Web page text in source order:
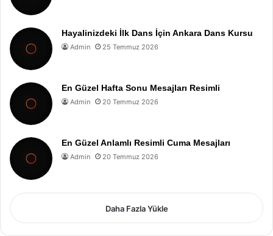
Hayalinizdeki İlk Dans İçin Ankara Dans Kursu
Admin 25 Temmuz 2026
En Güzel Hafta Sonu Mesajları Resimli
Admin 20 Temmuz 2026
En Güzel Anlamlı Resimli Cuma Mesajları
Admin 20 Temmuz 2026
Daha Fazla Yükle